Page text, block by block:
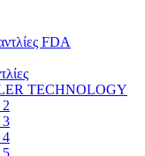
FDA
TECHNOLOGY